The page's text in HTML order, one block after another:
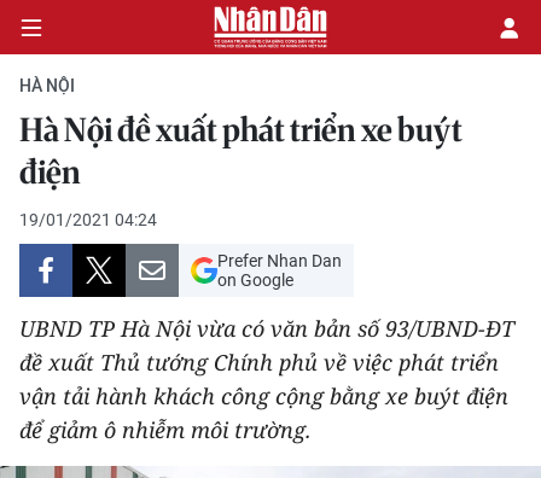
CHÍNH TRỊ
KINH TẾ
VĂN HÓA
XÃ HỘI
PHÁP LUẬT
HÀ NỘI
Hà Nội đề xuất phát triển xe buýt
điện
19/01/2021 04:24
Prefer Nhan Dan
on Google
UBND TP Hà Nội vừa có văn bản số 93/UBND-ĐT
đề xuất Thủ tướng Chính phủ về việc phát triển
vận tải hành khách công cộng bằng xe buýt điện
để giảm ô nhiễm môi trường.